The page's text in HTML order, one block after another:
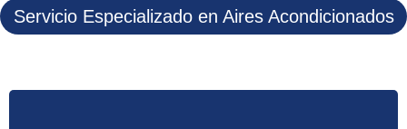
Servicio Especializado en Aires Acondicionados